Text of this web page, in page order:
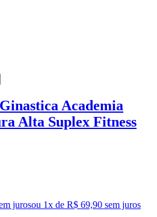
Academia
Alta Suplex Fitness
jurosou 1x de R$ 69,90 sem juros